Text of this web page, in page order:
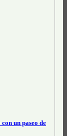
un paseo de